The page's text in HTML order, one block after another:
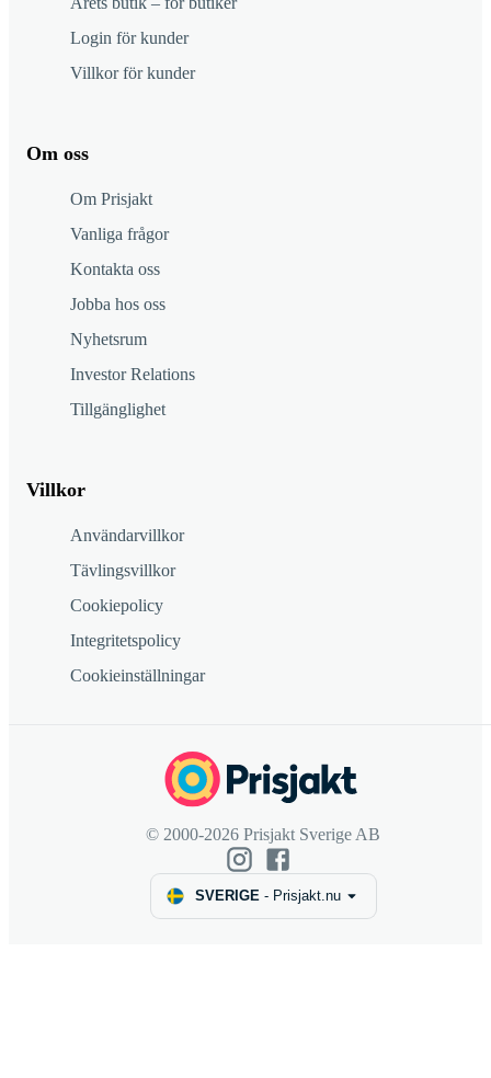
Login för kunder
Villkor för kunder
Om oss
Om Prisjakt
Vanliga frågor
Kontakta oss
Jobba hos oss
Nyhetsrum
Investor Relations
Tillgänglighet
Villkor
Användarvillkor
Tävlingsvillkor
Cookiepolicy
Integritetspolicy
Cookieinställningar
© 2000-2026 Prisjakt Sverige AB
SVERIGE- Prisjakt.nu